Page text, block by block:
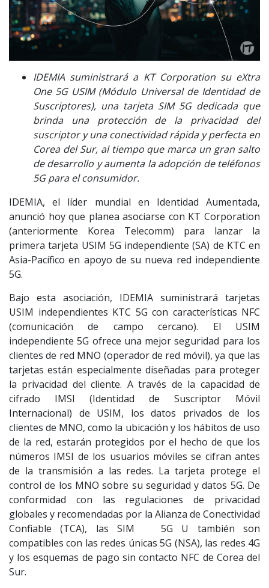
IDEMIA suministrará a KT Corporation su eXtra
One 5G USIM (Módulo Universal de Identidad de
Suscriptores), una tarjeta SIM 5G dedicada que
brinda una protección de la privacidad del
suscriptor y una conectividad rápida y perfecta en
Corea del Sur, al tiempo que marca un gran salto
de desarrollo y aumenta la adopción de teléfonos
5G para el consumidor.
IDEMIA, el líder mundial en Identidad Aumentada,
anunció hoy que planea asociarse con KT Corporation
(anteriormente Korea Telecomm) para lanzar la
primera tarjeta USIM 5G independiente (SA) de KTC en
Asia-Pacífico en apoyo de su nueva red independiente
5G.
Bajo esta asociación, IDEMIA suministrará tarjetas
USIM independientes KTC 5G con características NFC
(comunicación de campo cercano). El USIM
independiente 5G ofrece una mejor seguridad para los
clientes de red MNO (operador de red móvil), ya que las
tarjetas están especialmente diseñadas para proteger
la privacidad del cliente. A través de la capacidad de
cifrado IMSI (Identidad de Suscriptor Móvil
Internacional) de USIM, los datos privados de los
clientes de MNO, como la ubicación y los hábitos de uso
de la red, estarán protegidos por el hecho de que los
números IMSI de los usuarios móviles se cifran antes
de la transmisión a las redes. La tarjeta protege el
control de los MNO sobre su seguridad y datos 5G. De
conformidad con las regulaciones de privacidad
globales y recomendadas por la Alianza de Conectividad
Confiable (TCA), las SIM 5G U también son
compatibles con las redes únicas 5G (NSA), las redes 4G
y los esquemas de pago sin contacto NFC de Corea del
Sur.